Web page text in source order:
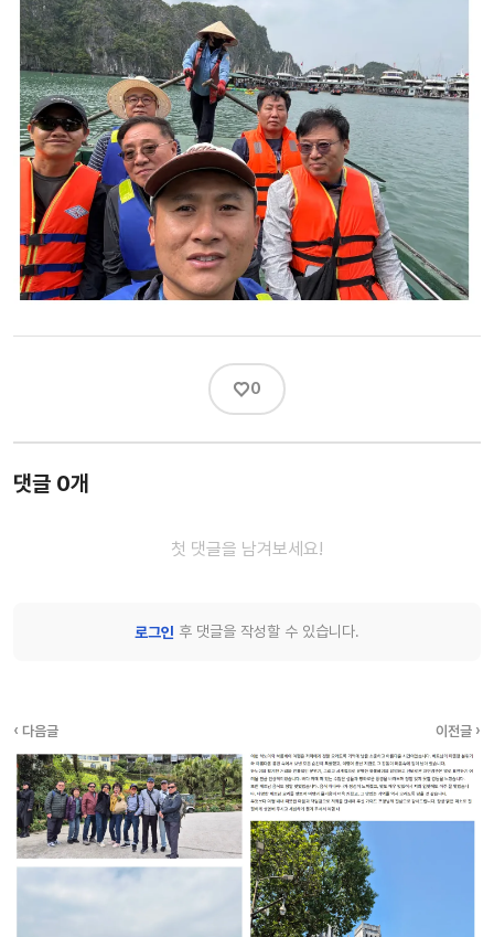
♡0
댓글 0개
첫 댓글을 남겨보세요!
로그인 후 댓글을 작성할 수 있습니다.
‹ 다음글 이전글 ›